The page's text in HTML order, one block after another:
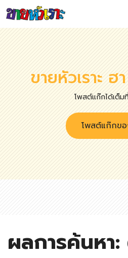
ขายหัวเราะ
โพสต์แก๊กได้เต็ม
โพสต์แก๊กข
ผลการค้นหา​